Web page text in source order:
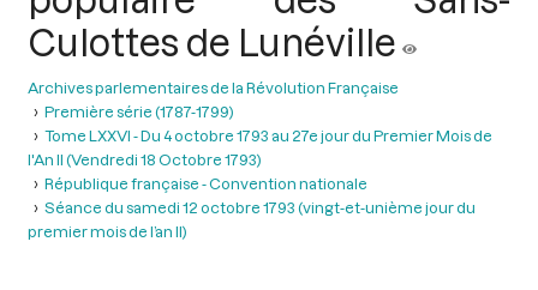
Culottes de Lunéville
Archives parlementaires de la Révolution Française
Première série (1787-1799)
Tome LXXVI - Du 4 octobre 1793 au 27e jour du Premier Mois de
l'An II (Vendredi 18 Octobre 1793)
République française - Convention nationale
Séance du samedi 12 octobre 1793 (vingt-et-unième jour du
premier mois de l’an II)